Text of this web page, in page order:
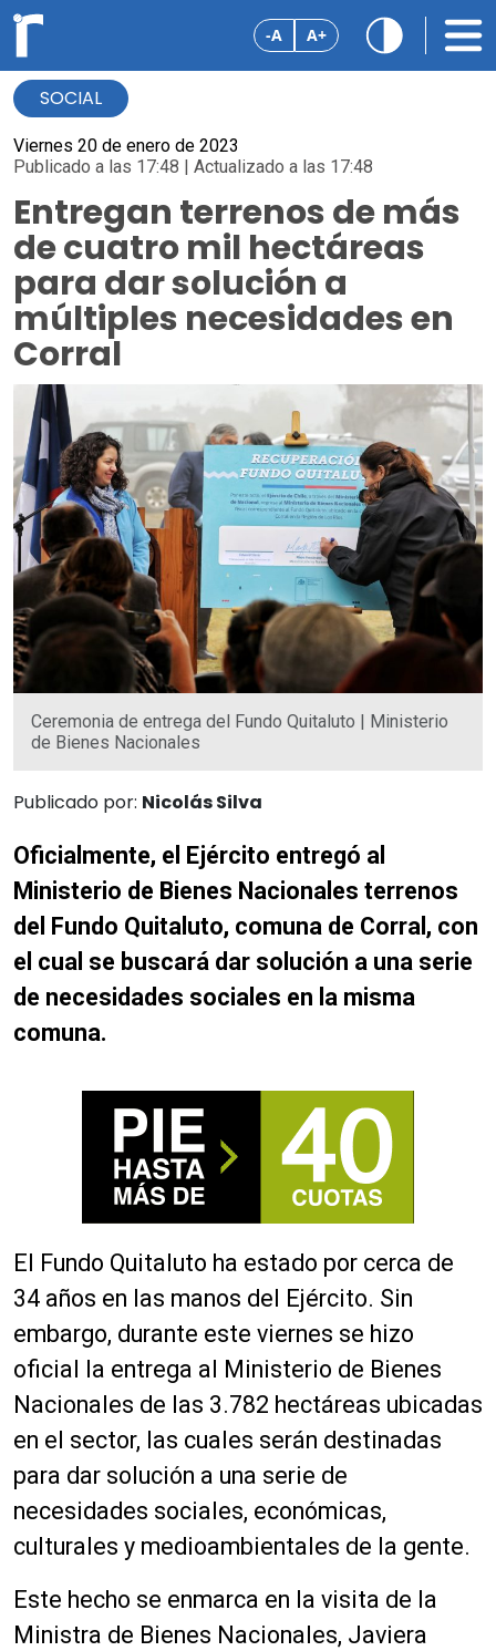
-A A+
SOCIAL
Viernes 20 de enero de 2023
Publicado a las 17:48 | Actualizado a las 17:48
Entregan terrenos de más
de cuatro mil hectáreas
para dar solución a
múltiples necesidades en
Corral
Ceremonia de entrega del Fundo Quitaluto | Ministerio
de Bienes Nacionales
Publicado por: Nicolás Silva
Oficialmente, el Ejército entregó al
Ministerio de Bienes Nacionales terrenos
del Fundo Quitaluto, comuna de Corral, con
el cual se buscará dar solución a una serie
de necesidades sociales en la misma
comuna.
El Fundo Quitaluto ha estado por cerca de
34 años en las manos del Ejército. Sin
embargo, durante este viernes se hizo
oficial la entrega al Ministerio de Bienes
Nacionales de las 3.782 hectáreas ubicadas
en el sector, las cuales serán destinadas
para dar solución a una serie de
necesidades sociales, económicas,
culturales y medioambientales de la gente.
Este hecho se enmarca en la visita de la
Ministra de Bienes Nacionales, Javiera